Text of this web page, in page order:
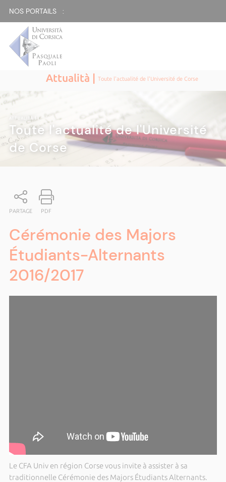
NOS PORTAILS :
Attualità |Toute l'actualité de l'Université de Corse
ATTUALITÀ|
Toute l'actualité de l'Université
de Corse
PARTAGE PDF
Cérémonie des Majors
Étudiants-Alternants
2016/2017
Le CFA Univ en région Corse vous invite à assister à sa
traditionnelle Cérémonie des Majors Étudiants Alternants.